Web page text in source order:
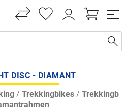
DISC - DIAMANT
/ Trekkingbikes/ Trekkingb